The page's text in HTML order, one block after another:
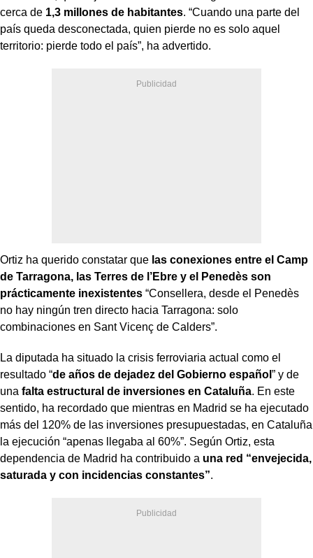
cerca de 1,3 millones de habitantes. “Cuando una parte del
país queda desconectada, quien pierde no es solo aquel
territorio: pierde todo el país”, ha advertido.
Ortiz ha querido constatar que las conexiones entre el Camp
de Tarragona, las Terres de l’Ebre y el Penedès son
prácticamente inexistentes “Consellera, desde el Penedès
no hay ningún tren directo hacia Tarragona: solo
combinaciones en Sant Vicenç de Calders”.
La diputada ha situado la crisis ferroviaria actual como el
resultado “de años de dejadez del Gobierno español ” y de
una falta estructural de inversiones en Cataluña. En este
sentido, ha recordado que mientras en Madrid se ha ejecutado
más del 120% de las inversiones presupuestadas, en Cataluña
la ejecución “apenas llegaba al 60%”. Según Ortiz, esta
dependencia de Madrid ha contribuido a una red “envejecida,
saturada y con incidencias constantes”.